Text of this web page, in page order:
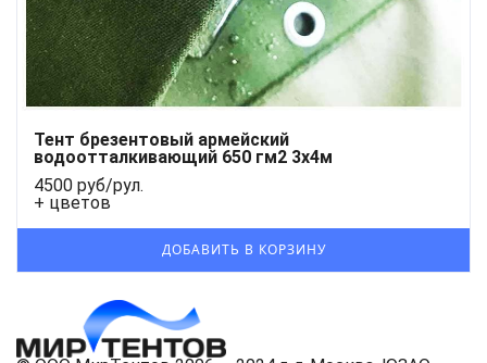
Тент брезентовый армейский
водоотталкивающий 650 гм2 3x4м
4500 руб/рул.
+ цветов